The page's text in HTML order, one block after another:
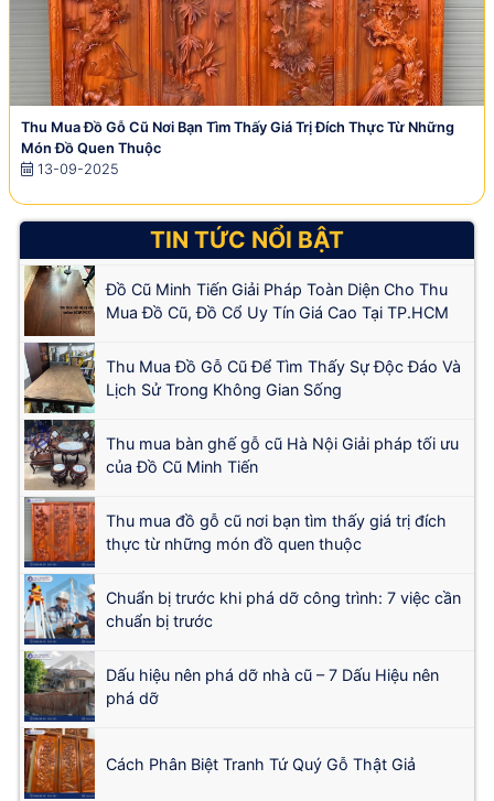
Thu Mua Đồ Gỗ Cũ Nơi Bạn Tìm Thấy Giá Trị Đích Thực Từ Những
Món Đồ Quen Thuộc
13-09-2025
TIN TỨC NỔI BẬT
Đồ Cũ Minh Tiến Giải Pháp Toàn Diện Cho Thu
Mua Đồ Cũ, Đồ Cổ Uy Tín Giá Cao Tại TP.HCM
Thu Mua Đồ Gỗ Cũ Để Tìm Thấy Sự Độc Đáo Và
Lịch Sử Trong Không Gian Sống
Thu mua bàn ghế gỗ cũ Hà Nội Giải pháp tối ưu
của Đồ Cũ Minh Tiến
Thu mua đồ gỗ cũ nơi bạn tìm thấy giá trị đích
thực từ những món đồ quen thuộc
Chuẩn bị trước khi phá dỡ công trình: 7 việc cần
chuẩn bị trước
Dấu hiệu nên phá dỡ nhà cũ – 7 Dấu Hiệu nên
phá dỡ
Cách Phân Biệt Tranh Tứ Quý Gỗ Thật Giả